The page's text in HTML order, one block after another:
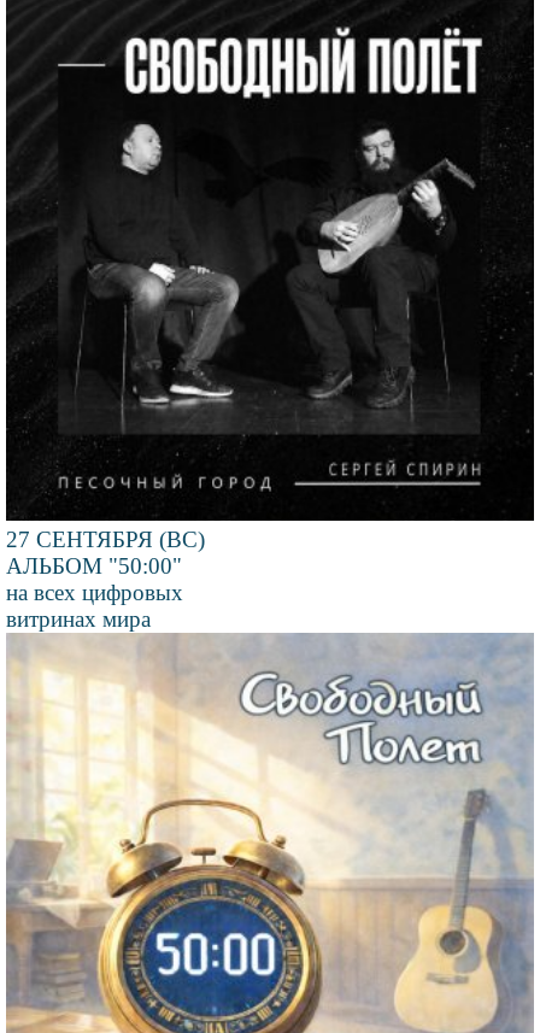
изображения
27 СЕНТЯБРЯ (ВС)
АЛЬБОМ "50:00"
на всех цифровых
витринах мира
изображения